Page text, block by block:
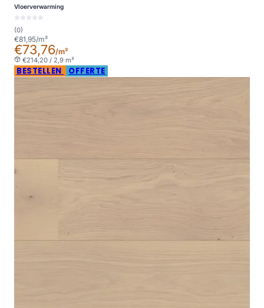
Vloerverwarming
(0)
€81,95/m²
€73,76/m²
€214,20 / 2,9 m²
BESTELLEN OFFERTE